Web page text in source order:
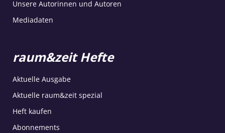
Unsere Autorinnen und Autoren
Mediadaten
raum&zeit Hefte
Aktuelle Ausgabe
Aktuelle raum&zeit spezial
Heft kaufen
Abonnements